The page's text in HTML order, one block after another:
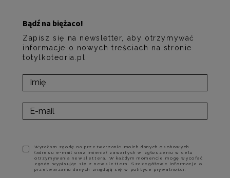
Bądź na biężaco!
Zapisz się na newsletter, aby otrzymywać
informacje o nowych treściach na stronie
totylkoteoria.pl
Wyrażam zgodę na przetwarzanie moich danych osobowych
(adresu e-mail oraz imienia) zawartych w zgłoszeniu w celu
otrzymywania newslettera. W każdym momencie mogę wycofać
zgodę wypisując się z newslettera. Szczegółowe informacje o
przetwarzaniu danych znajdują się w polityce prywatności.